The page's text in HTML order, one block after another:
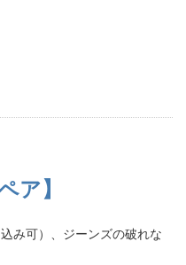
ア】
み可）、ジーンズの破れな